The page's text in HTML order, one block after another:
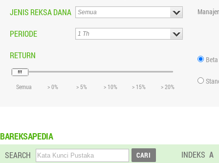
JENIS REKSA DANA
PERIODE
RETURN
Semua > 0% > 5% > 10% > 15% > 20%
Beta
BAREKSAPEDIA
SEARCH INDEKS A